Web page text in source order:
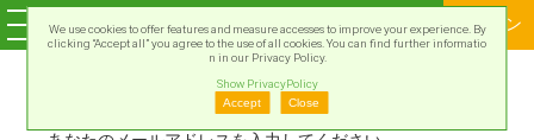
ログイン
We use cookies to offer features and measure accesses to improve your experience. By
clicking “Accept all” you agree to the use of all cookies. You can find further informatio
n in our Privacy Policy.
Show PrivacyPolicy
Accept
Close